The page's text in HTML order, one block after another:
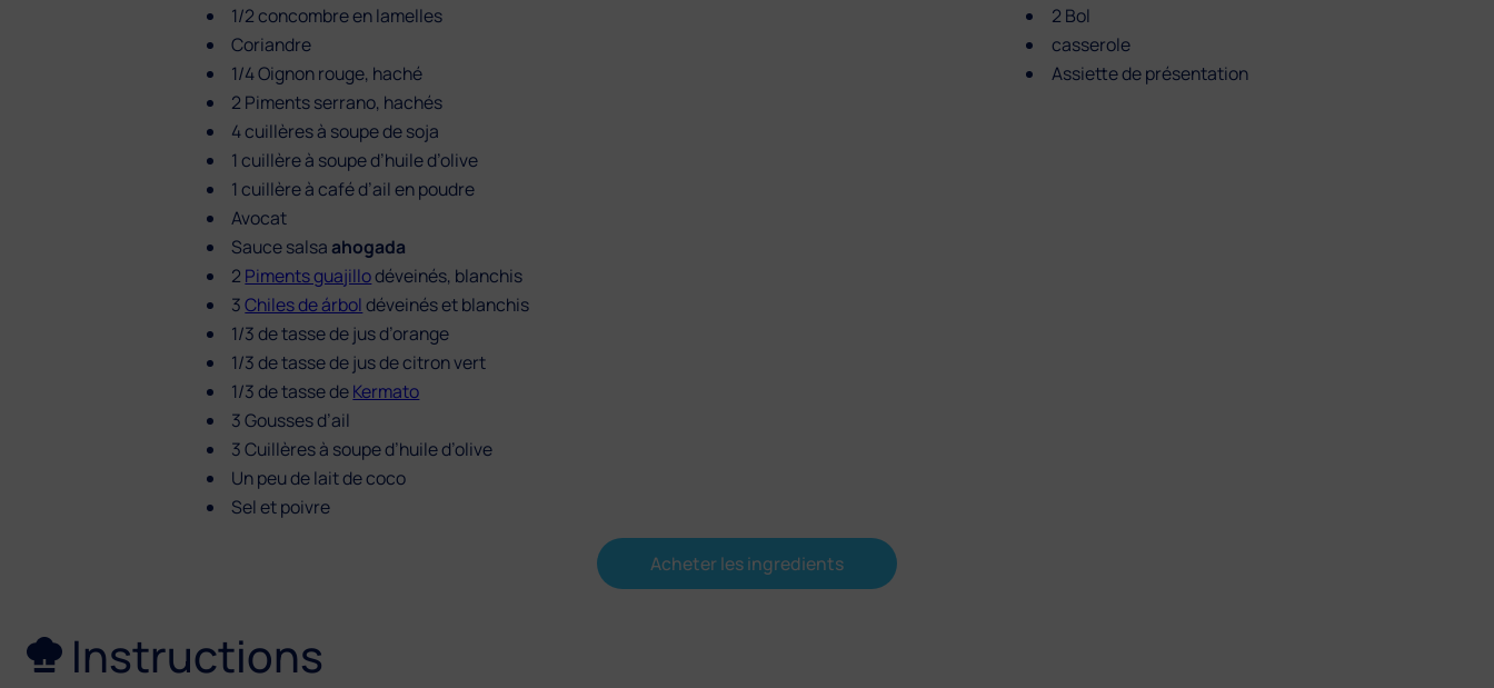
1/2 concombre en lamelles
Coriandre
1/4 Oignon rouge, haché
2 Piments serrano, hachés
4 cuillères à soupe de soja
1 cuillère à soupe d’huile d’olive
1 cuillère à café d’ail en poudre
Avocat
Sauce salsaahogada
2 Piments guajillodéveinés, blanchis
3Chiles de árboldéveinés et blanchis
1/3 de tasse de jus d’orange
1/3 de tasse de jus de citron vert
1/3 de tasse deKermato
3 Gousses d’ail
3 Cuillères à soupe d’huile d’olive
Un peu de lait de coco
Sel et poivre
2 Bol
casserole
Assiette de présentation
Acheter les ingredients
Instructions